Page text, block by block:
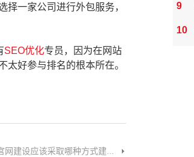
择一家公司进行外包服务，
SEO优化专员，因为在网站
好参与排名的根本所在。
建设应该采取哪种方式建...
9
10